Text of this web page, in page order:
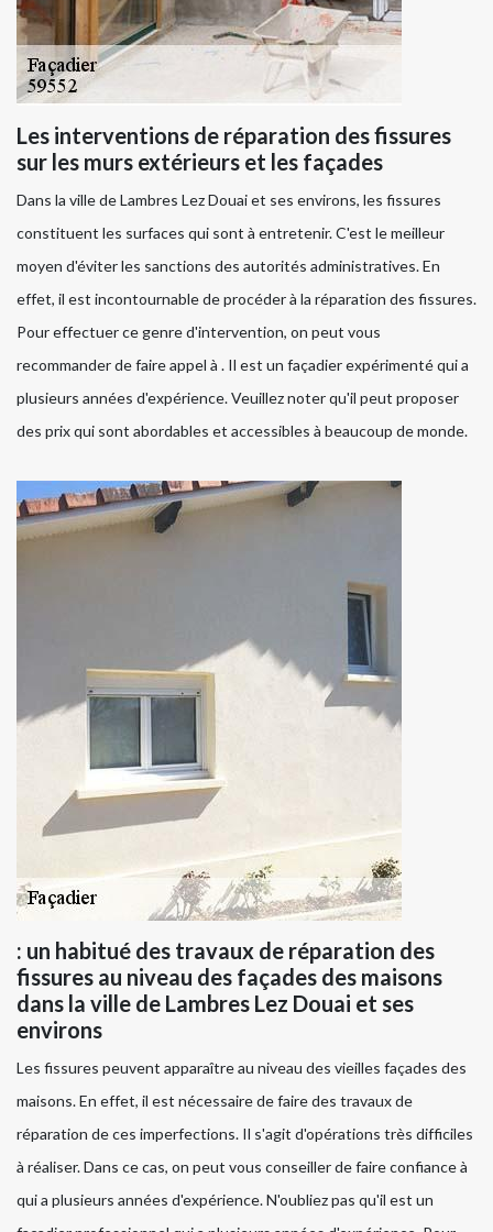
Les interventions de réparation des fissures
sur les murs extérieurs et les façades
Dans la ville de Lambres Lez Douai et ses environs, les fissures
constituent les surfaces qui sont à entretenir. C'est le meilleur
moyen d'éviter les sanctions des autorités administratives. En
effet, il est incontournable de procéder à la réparation des fissures.
Pour effectuer ce genre d'intervention, on peut vous
recommander de faire appel à . Il est un façadier expérimenté qui a
plusieurs années d'expérience. Veuillez noter qu'il peut proposer
des prix qui sont abordables et accessibles à beaucoup de monde.
: un habitué des travaux de réparation des
fissures au niveau des façades des maisons
dans la ville de Lambres Lez Douai et ses
environs
Les fissures peuvent apparaître au niveau des vieilles façades des
maisons. En effet, il est nécessaire de faire des travaux de
réparation de ces imperfections. Il s'agit d'opérations très difficiles
à réaliser. Dans ce cas, on peut vous conseiller de faire confiance à
qui a plusieurs années d'expérience. N'oubliez pas qu'il est un